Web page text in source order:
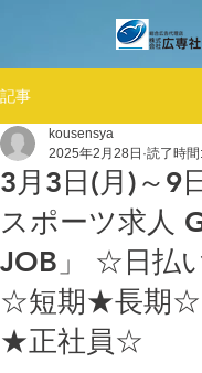
記事
3月3日(月)～9
スポーツ求人
JOB」 ☆日払
☆短期★長期☆
★正社員☆
kousensya
2025年2月28日 読了時